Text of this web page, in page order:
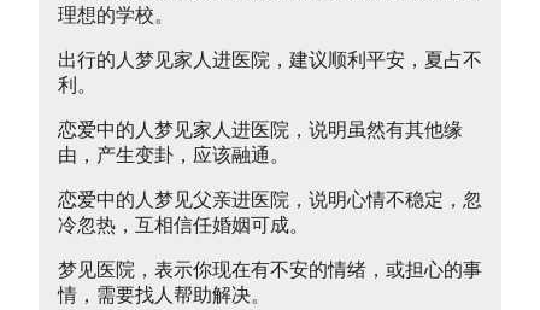
理想的学校。
出行的人梦见家人进医院，建议顺利平安，夏占不
利。
恋爱中的人梦见家人进医院，说明虽然有其他缘
由，产生变卦，应该融通。
恋爱中的人梦见父亲进医院，说明心情不稳定，忽
冷忽热，互相信任婚姻可成。
梦见医院，表示你现在有不安的情绪，或担心的事
情，需要找人帮助解决。